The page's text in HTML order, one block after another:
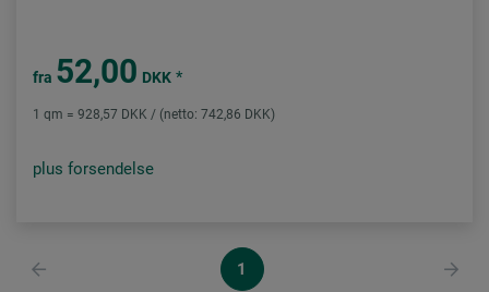
fra 52,00 DKK *
1 qm = 928,57 DKK / (netto: 742,86 DKK)
plus forsendelse
1